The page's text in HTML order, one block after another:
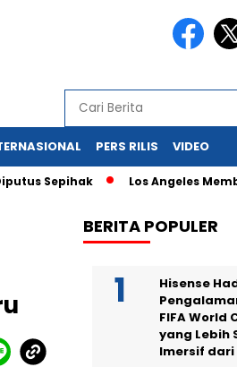
PERS RILIS VIDEO
Los Angeles Membara:
BERITA POPULER
Hisense
FIFA World
yang Lebih
Imersif dari